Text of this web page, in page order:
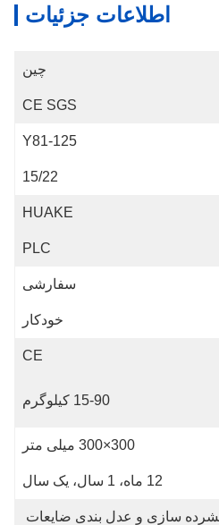
اطلاعات جزئیات
چین
CE SGS
Y81-125
15/22
HUAKE
PLC
سفارشی
خودکار
CE
15-90 کیلوگرم
300×300 میلی متر
12 ماه، 1 سال، یک سال
فشرده سازی و عدل بندی ضایعات